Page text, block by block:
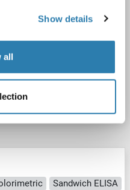
Show details
all
Sandwich ELISA